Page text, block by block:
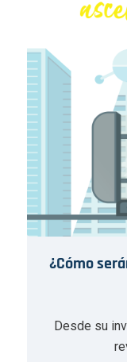
¿Cómo
Desde su